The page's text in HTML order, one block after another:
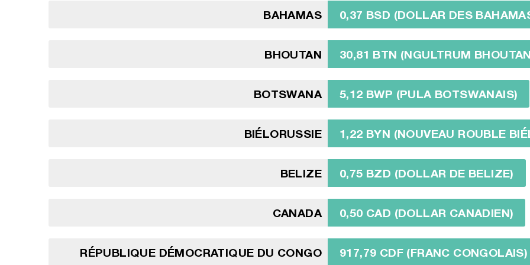
BAHAMAS 0,37 BSD (DOLLAR DES
BHOUTAN 30,81 BTN (NGULTRUM
BOTSWANA 5,12 BWP (PULA BOTSWANAIS)
BIÉLORUSSIE 1,22 BYN (NOUVEAU ROUBLE
BELIZE 0,75 BZD (DOLLAR DE BELIZE)
CANADA 0,50 CAD (DOLLAR CANADIEN)
RÉPUBLIQUE DÉMOCRATIQUE DU CONGO 917,79 CDF (FRANC CONGOLAIS)